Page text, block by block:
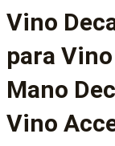
Vino
para
Mano
Vino